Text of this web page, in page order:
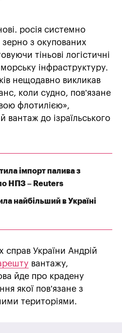
росія системно
зерно з окупованих
тіньові логістичні
інфраструктуру.
нещодавно викликав
коли судно, пов’язане
флотилією»,
вантаж до ізраїльського
імпорт палива з
по НПЗ – Reuters
найбільший в Україні
справ України Андрій
вантажу,
йде про крадену
якої пов’язане з
територіями.